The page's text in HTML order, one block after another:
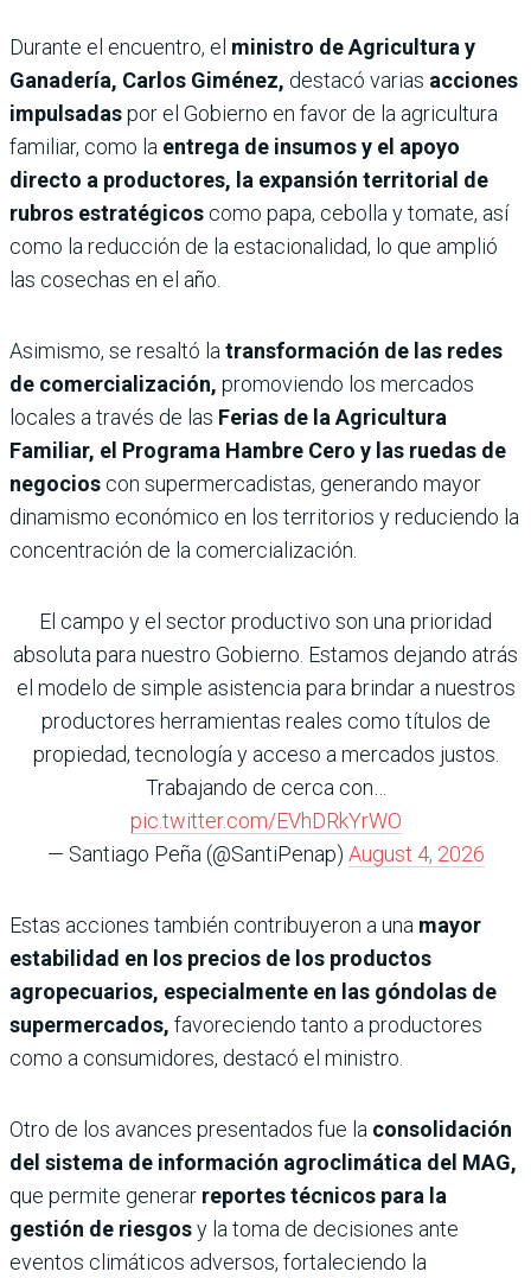
Durante el encuentro, el ministro de Agricultura y
Ganadería, Carlos Giménez, destacó varias acciones
impulsadaspor el Gobierno en favor de la agricultura
familiar, como la entrega de insumos y el apoyo
directo a productores, la expansión territorial de
rubros estratégicos como papa, cebolla y tomate, así
como la reducción de la estacionalidad, lo que amplió
las cosechas en el año.
Asimismo, se resaltó la transformación de las redes
de comercialización, promoviendo los mercados
locales a través de las Ferias de la Agricultura
Familiar, el Programa Hambre Cero y las ruedas de
negocios con supermercadistas, generando mayor
dinamismo económico en los territorios y reduciendo la
concentración de la comercialización.
El campo y el sector productivo son una prioridad
absoluta para nuestro Gobierno. Estamos dejando atrás
el modelo de simple asistencia para brindar a nuestros
productores herramientas reales como títulos de
propiedad, tecnología y acceso a mercados justos.
Trabajando de cerca con…
pic.twitter.com/EVhDRkYrWO
— Santiago Peña (@SantiPenap) August 4, 2026
Estas acciones también contribuyeron a una mayor
estabilidad en los precios de los productos
agropecuarios, especialmente en las góndolas de
supermercados, favoreciendo tanto a productores
como a consumidores, destacó el ministro.
Otro de los avances presentados fue la consolidación
del sistema de información agroclimática del MAG,
que permite generar reportes técnicos para la
gestión de riesgosy la toma de decisiones ante
eventos climáticos adversos, fortaleciendo la